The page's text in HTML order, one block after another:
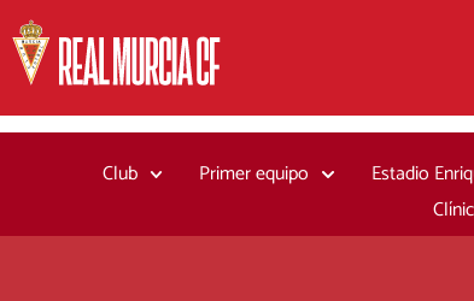
al
contenido
Club Primer equipo Estadio